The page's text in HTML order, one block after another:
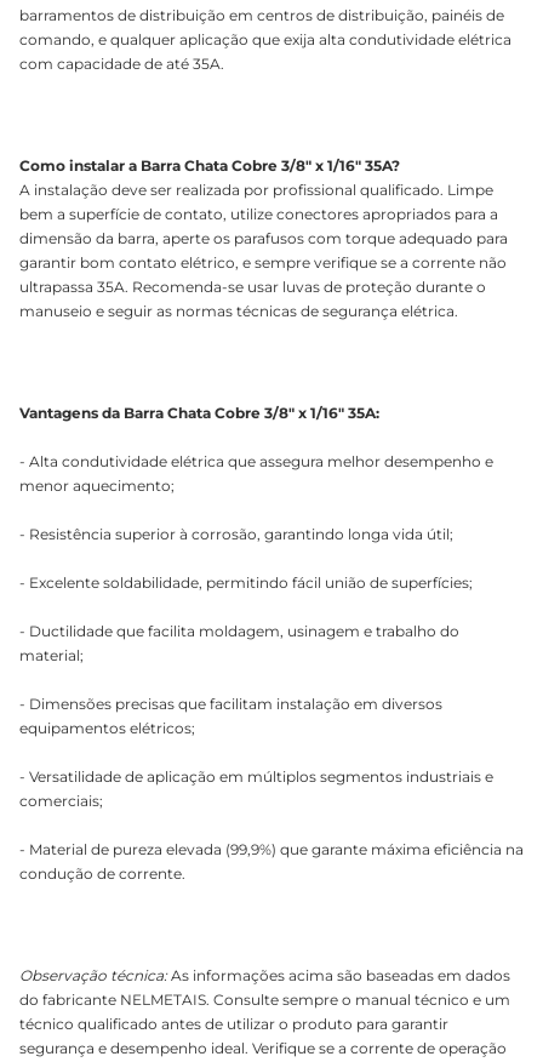
barramentos de distribuição em centros de distribuição, painéis de
comando, e qualquer aplicação que exija alta condutividade elétrica
com capacidade de até 35A.
Como instalar a Barra Chata Cobre 3/8" x 1/16" 35A?
A instalação deve ser realizada por profissional qualificado. Limpe
bem a superfície de contato, utilize conectores apropriados para a
dimensão da barra, aperte os parafusos com torque adequado para
garantir bom contato elétrico, e sempre verifique se a corrente não
ultrapassa 35A. Recomenda-se usar luvas de proteção durante o
manuseio e seguir as normas técnicas de segurança elétrica.
Vantagens da Barra Chata Cobre 3/8" x 1/16" 35A:
- Alta condutividade elétrica que assegura melhor desempenho e
menor aquecimento;
- Resistência superior à corrosão, garantindo longa vida útil;
- Excelente soldabilidade, permitindo fácil união de superfícies;
- Ductilidade que facilita moldagem, usinagem e trabalho do
material;
- Dimensões precisas que facilitam instalação em diversos
equipamentos elétricos;
- Versatilidade de aplicação em múltiplos segmentos industriais e
comerciais;
- Material de pureza elevada (99,9%) que garante máxima eficiência na
condução de corrente.
Observação técnica:As informações acima são baseadas em dados
do fabricante NELMETAIS. Consulte sempre o manual técnico e um
técnico qualificado antes de utilizar o produto para garantir
segurança e desempenho ideal. Verifique se a corrente de operação